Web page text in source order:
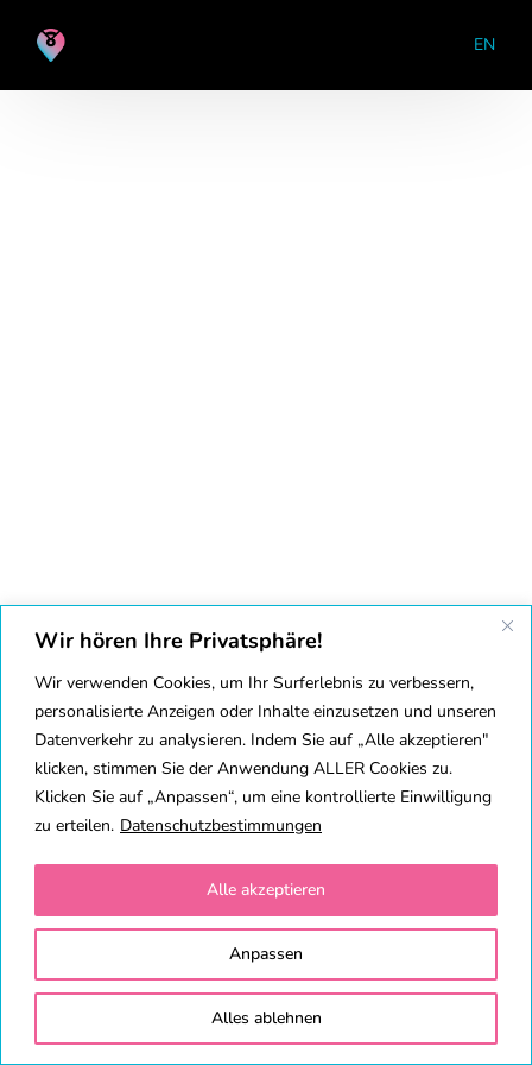
Wir hören Ihre Privatsphäre!
Wir verwenden Cookies, um Ihr Surferlebnis zu verbessern,
personalisierte Anzeigen oder Inhalte einzusetzen und unseren
Datenverkehr zu analysieren. Indem Sie auf „Alle akzeptieren"
klicken, stimmen Sie der Anwendung ALLER Cookies zu.
Klicken Sie auf „Anpassen“, um eine kontrollierte Einwilligung
zu erteilen. Datenschutzbestimmungen
Anpassen
Alles ablehnen
Alle akzeptieren
EN